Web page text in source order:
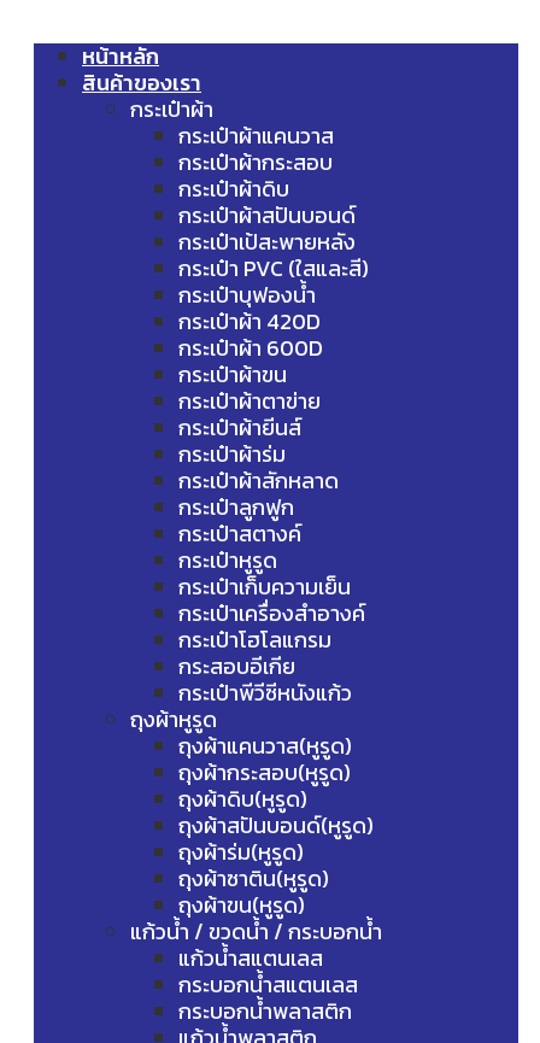
หน้าหลัก
สินค้าของเรา
กระเป๋าผ้า
กระเป๋าผ้าแคนวาส
กระเป๋าผ้ากระสอบ
กระเป๋าผ้าดิบ
กระเป๋าผ้าสปันบอนด์
กระเป๋าเป้สะพายหลัง
กระเป๋า PVC (ใสและสี)
กระเป๋าบุฟองน้ำ
กระเป๋าผ้า 420D
กระเป๋าผ้า 600D
กระเป๋าผ้าขน
กระเป๋าผ้าตาข่าย
กระเป๋าผ้ายีนส์
กระเป๋าผ้าร่ม
กระเป๋าผ้าสักหลาด
กระเป๋าลูกฟูก
กระเป๋าสตางค์
กระเป๋าหูรูด
กระเป๋าเก็บความเย็น
กระเป๋าเครื่องสำอางค์
กระเป๋าโฮโลแกรม
กระสอบอีเกีย
กระเป๋าพีวีซีหนังแก้ว
ถุงผ้าหูรูด
ถุงผ้าแคนวาส(หูรูด)
ถุงผ้ากระสอบ(หูรูด)
ถุงผ้าดิบ(หูรูด)
ถุงผ้าสปันบอนด์(หูรูด)
ถุงผ้าร่ม(หูรูด)
ถุงผ้าซาติน(หูรูด)
ถุงผ้าขน(หูรูด)
แก้วน้ำ / ขวดน้ำ / กระบอกน้ำ
แก้วน้ำสแตนเลส
กระบอกน้ำสแตนเลส
กระบอกน้ำพลาสติก